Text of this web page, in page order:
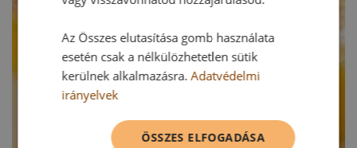
Az Összes elutasítása gomb használata
esetén csak a nélkülözhetetlen sütik
kerülnek alkalmazásra.Adatvédelmi
irányelvek
ÖSSZES ELFOGADÁSA